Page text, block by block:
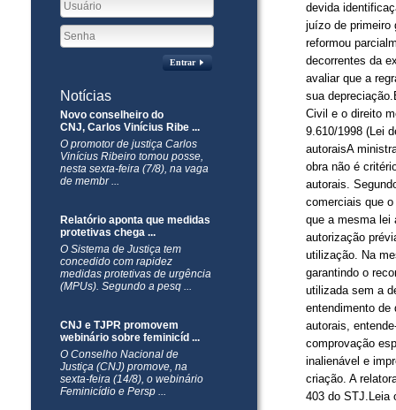
Entrar
Notícias
Novo conselheiro do
CNJ, Carlos Vinícius Ribe ...
O promotor de justiça Carlos
Vinícius Ribeiro tomou posse,
nesta sexta-feira (7/8), na vaga
de membr ...
Relatório aponta que medidas
protetivas chega ...
O Sistema de Justiça tem
concedido com rapidez
medidas protetivas de urgência
(MPUs). Segundo a pesq ...
CNJ e TJPR promovem
webinário sobre feminicíd ...
O Conselho Nacional de
Justiça (CNJ) promove, na
sexta-feira (14/8), o webinário
Feminicídio e Persp ...
devida
juízo de primeiro
reformou
decorrentes da
avaliar que a
sua
Civil e o direito
9.610/1998 (Lei
autoraisA
obra não é
autorais.
comerciais que
que a mesma lei
autorização
utilização. Na
garantindo o
utilizada sem a
entendimento de
autorais,
comprovação
inalienável e
criação. A
403 do STJ.Leia